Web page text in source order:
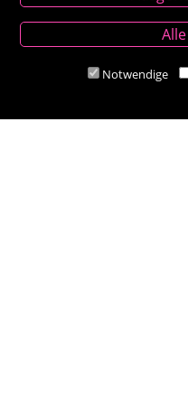
Hauptplatz 14,
M:
Notwendige